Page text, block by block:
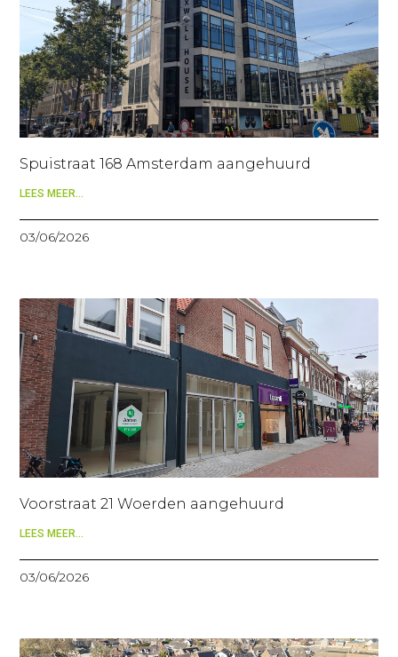
Spuistraat 168 Amsterdam aangehuurd
LEES MEER...
03/06/2026
Voorstraat 21 Woerden aangehuurd
LEES MEER...
03/06/2026